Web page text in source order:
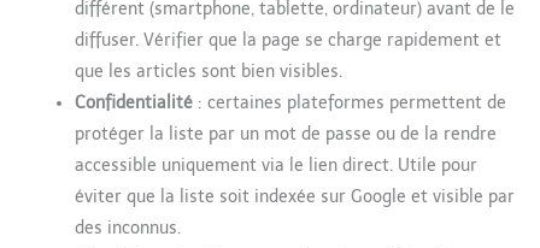
différent (smartphone, tablette, ordinateur) avant de le
diffuser. Vérifier que la page se charge rapidement et
que les articles sont bien visibles.
Confidentialité : certaines plateformes permettent de
protéger la liste par un mot de passe ou de la rendre
accessible uniquement via le lien direct. Utile pour
éviter que la liste soit indexée sur Google et visible par
des inconnus.